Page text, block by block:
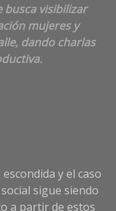
busca visibilizar
mujeres y
dando charlas
y el caso
sigue siendo
a partir de estos